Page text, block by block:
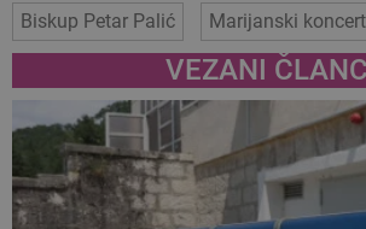
Biskup Petar Palić Marijanski koncert
VEZANI